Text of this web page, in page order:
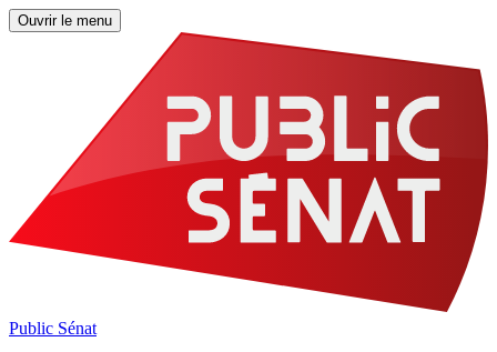
Ouvrir le menu
Public Sénat